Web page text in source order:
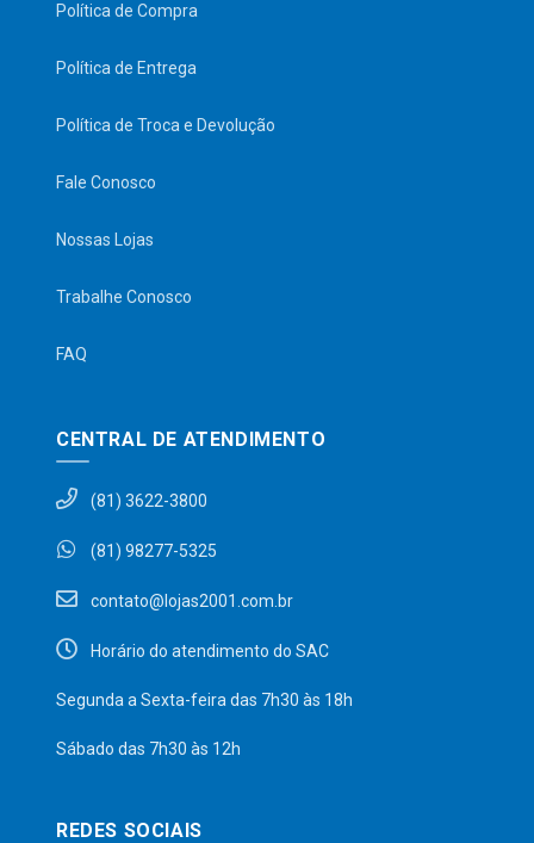
Política de Compra
Política de Entrega
Política de Troca e Devolução
Fale Conosco
Nossas Lojas
Trabalhe Conosco
FAQ
CENTRAL DE ATENDIMENTO
(81) 3622-3800
(81) 98277-5325
contato@lojas2001.com.br
Horário do atendimento do SAC
Segunda a Sexta-feira das 7h30 às 18h
Sábado das 7h30 às 12h
REDES SOCIAIS